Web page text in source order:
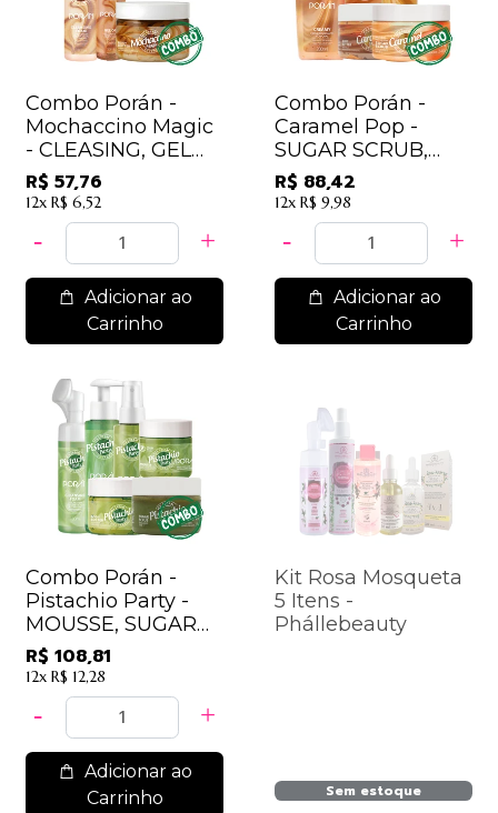
Combo Porán -
Mochaccino Magic
- CLEASING, GEL
OIL, BODY BUTTER.
R$ 57,76
12x R$ 6,52
Adicionar ao
Carrinho
Combo Porán -
Caramel Pop -
SUGAR SCRUB,
BODY BUTTER,
CLEASING, BODY
SPLASH, CREAMY
R$ 88,42
12x R$ 9,98
Adicionar ao
Carrinho
Combo Porán -
Pistachio Party -
MOUSSE, SUGAR
SCRUB, BODY
BUTTER,
CLEASING, BODY,
GEL OIL.
R$ 108,81
12x R$ 12,28
Adicionar ao
Carrinho
Kit Rosa Mosqueta
5 Itens -
Phállebeauty
Sem estoque